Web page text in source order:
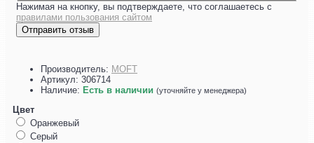
Нажимая на кнопку, вы подтверждаете, что соглашаетесь с
правилами пользования сайтом
Отправить отзыв
Производитель: MOFT
Артикул: 306714
Наличие: Есть в наличии (уточняйте у менеджера)
Цвет
Оранжевый
Серый